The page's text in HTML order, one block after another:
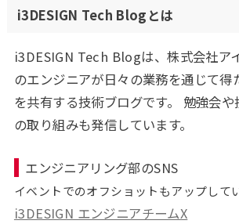
i3DESIGN Tech Blogとは
i3DESIGN Tech Blogは、株式会社ア
のエンジニアが日々の業務を通じて得
を共有する技術ブログです。 勉強会
の取り組みも発信しています。
エンジニアリング部のSNS
イベントでのオフショットもアップして
i3DESIGN エンジニアチームX